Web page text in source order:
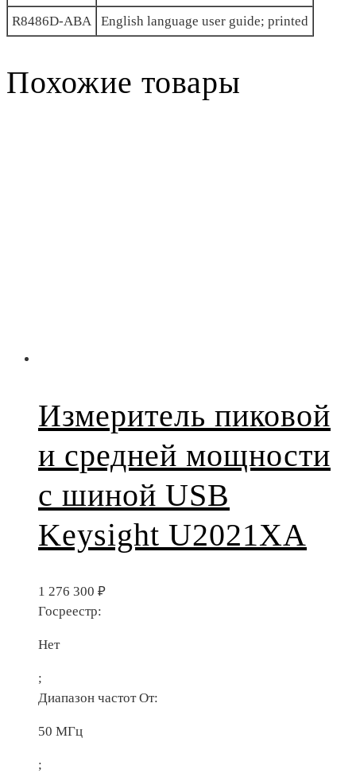
R8486D-ABA
English language user guide; printed
Похожие товары
Измеритель пиковой
и средней мощности
с шиной USB
Keysight U2021XA
1 276 300 ₽
Госреестр:
Нет
;
Диапазон частот От:
50 МГц
;